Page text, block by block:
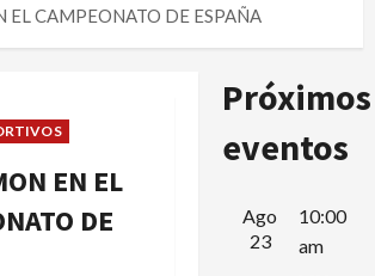
EL CAMPEONATO DE ESPAÑA
EN EL
DE
Próximos
eventos
Ago
23
10:00
am